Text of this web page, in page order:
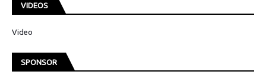
VIDEOS
Video
SPONSOR